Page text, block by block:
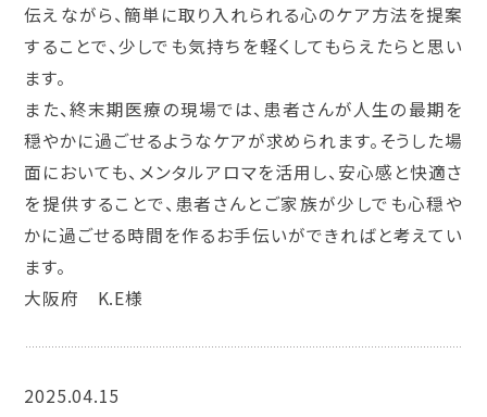
伝えながら、簡単に取り入れられる心のケア方法を提案
することで、少しでも気持ちを軽くしてもらえたらと思い
ます。
また、終末期医療の現場では、患者さんが人生の最期を
穏やかに過ごせるようなケアが求められます。そうした場
面においても、メンタルアロマを活用し、安心感と快適さ
を提供することで、患者さんとご家族が少しでも心穏や
かに過ごせる時間を作るお手伝いができればと考えてい
ます。
大阪府 K.E様
2025.04.15